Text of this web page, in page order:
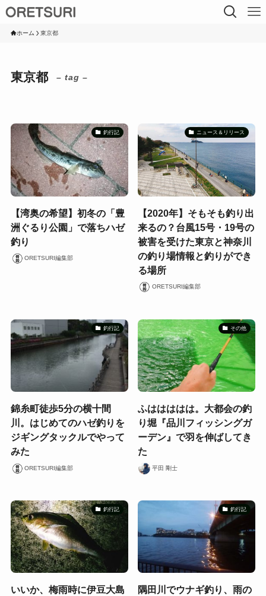
ホーム 東京都
東京都 – tag –
釣行記
【湾奥の希望】初冬の「豊
洲ぐるり公園」で落ちハゼ
釣り
ORETSURI編集部
ニュース＆リリース
【2020年】そもそも釣り出
来るの？台風15号・19号の
被害を受けた東京と神奈川
の釣り場情報と釣りができ
る場所
ORETSURI編集部
釣行記
錦糸町徒歩5分の横十間
川。はじめてのハゼ釣りを
ジギングタックルでやって
みた
ORETSURI編集部
その他
ふははははは。大都会の釣
り堀『品川フィッシングガ
ーデン』で羽を伸ばしてき
た
平田 剛士
釣行記
いいか、梅雨時に伊豆大島
釣行記
隅田川でウナギ釣り、雨の